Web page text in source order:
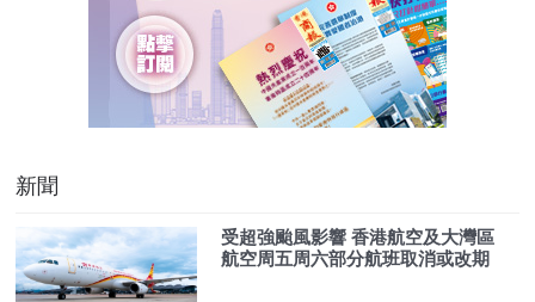
新聞
受超強颱風影響 香港航空及大灣區
航空周五周六部分航班取消或改期